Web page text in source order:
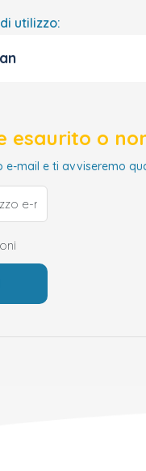
utilizzo:
esaurito o
e-mail e ti avviseremo